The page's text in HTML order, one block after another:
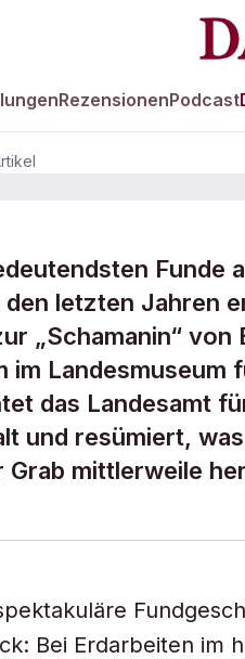
RezensionenPodcast
Funde
letzten Jahren
„Schamanin“
im Landesmuseum
das Landesamt
und resümiert,
mittlerweile
Bei Erdarbeiten im